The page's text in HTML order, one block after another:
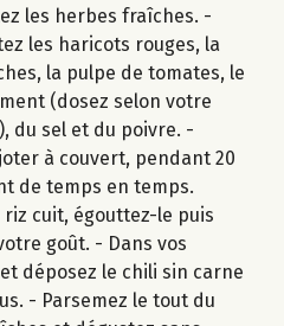
les herbes fraîches. -
les haricots rouges, la
la pulpe de tomates, le
(dosez selon votre
du sel et du poivre. -
à couvert, pendant 20
de temps en temps.
riz cuit, égouttez-le puis
goût. - Dans vos
déposez le chili sin carne
- Parsemez le tout du